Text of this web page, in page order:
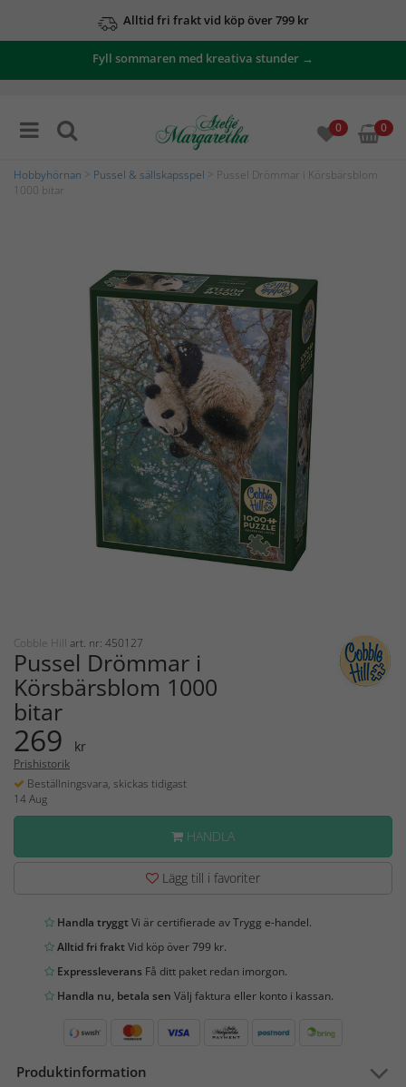
Alltid fri frakt vid köp över 799 kr
Fyll sommaren med kreativa stunder →
0 0
Hobbyhörnan Pussel & sällskapsspel > Pussel Drömmar i Körsbärsblom
1000 bitar
Cobble Hill art. nr: 450127
Pussel Drömmar i
Körsbärsblom 1000
bitar
269 kr
Prishistorik
Beställningsvara, skickas tidigast
14 Aug
HANDLA
Lägg till i favoriter
Handla tryggtVi är certifierade av Trygg e-handel.
Alltid fri fraktVid köp över 799 kr.
Expressleverans Få ditt paket redan imorgon.
Handla nu, betala sen Välj faktura eller konto i kassan.
Produktinformation